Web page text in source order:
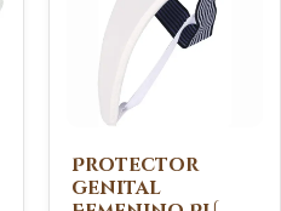
Protector
genital
múltiples
variantes.
opciones
pueden
elegir